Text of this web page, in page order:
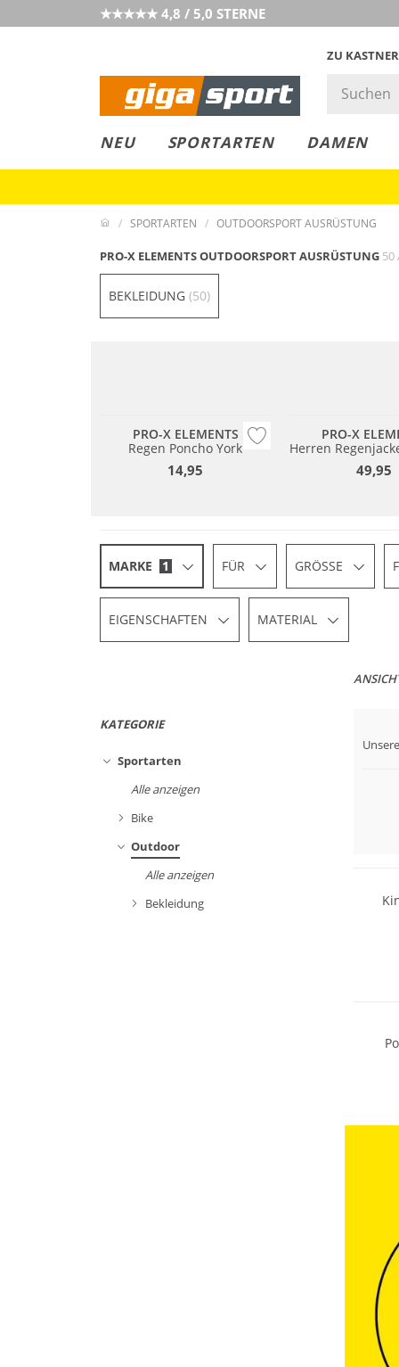
★★★★★ 4,8 / 5,0 STERNE
ZU
NEU SPORTARTEN DAMEN
LEASING
COLLECT
RESERVE
SPORTARTEN OUTDOORSPORT AUSRÜSTUNG
PRO-X ELEMENTS OUTDOORSPORT AUSRÜSTUNG 50
BEKLEIDUNG (50)
PRO-X ELEMENTS
Regen Poncho York
14,95
PRO-X
Herren
49,95
MARKE 1 FÜR GRÖSSE
EIGENSCHAFTEN MATERIAL
KATEGORIE
Sportarten
Alle anzeigen
Bike
Outdoor
Alle anzeigen
Bekleidung